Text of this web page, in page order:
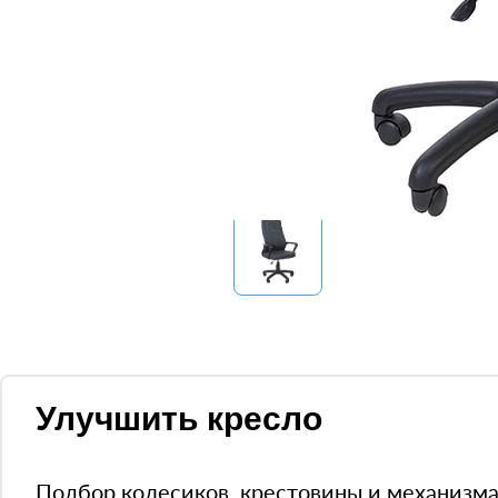
Улучшить кресло
Подбор колесиков, крестовины и механизма